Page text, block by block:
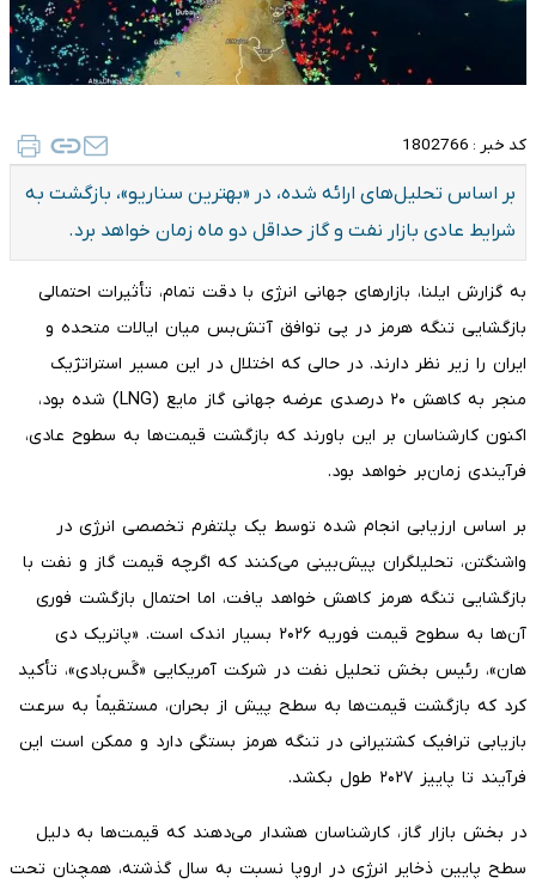
کد خبر : 1802766
بر اساس تحلیل‌های ارائه شده، در «بهترین سناریو»، بازگشت به
شرایط عادی بازار نفت و گاز حداقل دو ماه زمان خواهد برد.
به گزارش ایلنا، بازارهای جهانی انرژی با دقت تمام، تأثیرات احتمالی
بازگشایی تنگه هرمز در پی توافق آتش‌بس میان ایالات متحده و
ایران را زیر نظر دارند. در حالی که اختلال در این مسیر استراتژیک
منجر به کاهش ۲۰ درصدی عرضه جهانی گاز مایع (LNG) شده بود،
اکنون کارشناسان بر این باورند که بازگشت قیمت‌ها به سطوح عادی،
فرآیندی زمان‌بر خواهد بود.
بر اساس ارزیابی انجام شده توسط یک پلتفرم تخصصی انرژی در
واشنگتن، تحلیلگران پیش‌بینی می‌کنند که اگرچه قیمت گاز و نفت با
بازگشایی تنگه هرمز کاهش خواهد یافت، اما احتمال بازگشت فوری
آن‌ها به سطوح قیمت فوریه ۲۰۲۶ بسیار اندک است. «پاتریک دی
هان»، رئیس بخش تحلیل نفت در شرکت آمریکایی «گَس‌بادی»، تأکید
کرد که بازگشت قیمت‌ها به سطح پیش از بحران، مستقیماً به سرعت
بازیابی ترافیک کشتیرانی در تنگه هرمز بستگی دارد و ممکن است این
فرآیند تا پاییز ۲۰۲۷ طول بکشد.
در بخش بازار گاز، کارشناسان هشدار می‌دهند که قیمت‌ها به دلیل
سطح پایین ذخایر انرژی در اروپا نسبت به سال گذشته، همچنان تحت